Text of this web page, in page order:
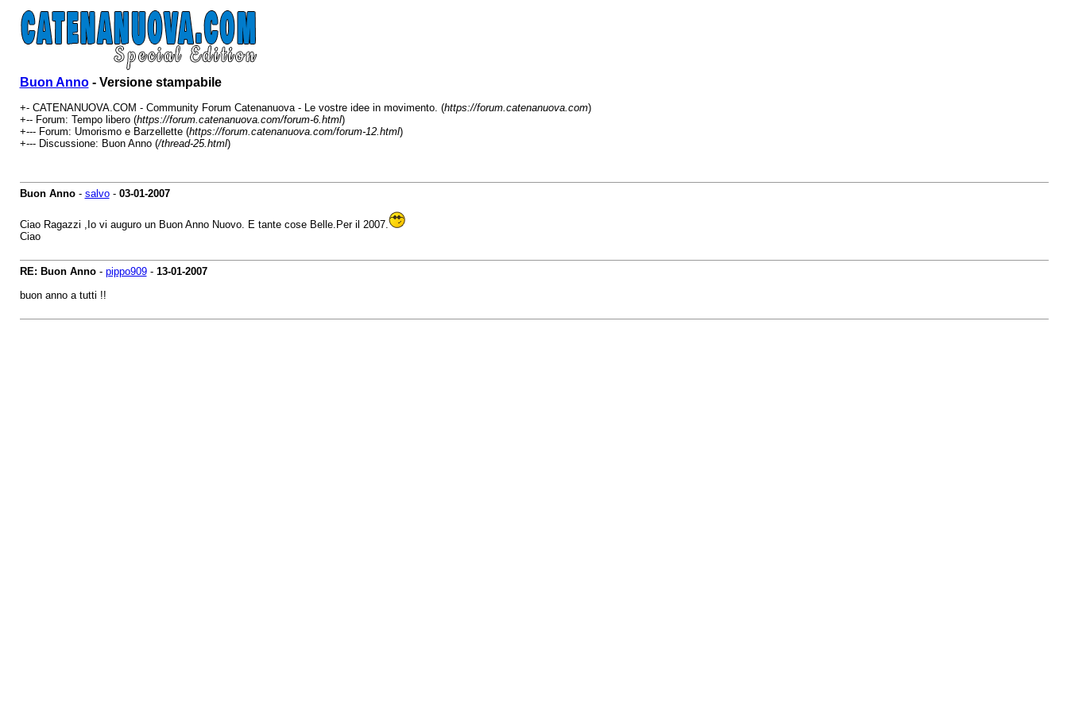
Buon Anno- Versione stampabile
+- CATENANUOVA.COM - Community Forum Catenanuova - Le vostre idee in movimento. (https://forum.catenanuova.com)
+-- Forum: Tempo libero (https://forum.catenanuova.com/forum-6.html)
+--- Forum: Umorismo e Barzellette (https://forum.catenanuova.com/forum-12.html)
+--- Discussione: Buon Anno (/thread-25.html)
Buon Anno- salvo- 03-01-2007
Ciao Ragazzi ,Io vi auguro un Buon Anno Nuovo. E tante cose Belle.Per il 2007.
Ciao
RE: Buon Anno- pippo909- 13-01-2007
buon anno a tutti !!